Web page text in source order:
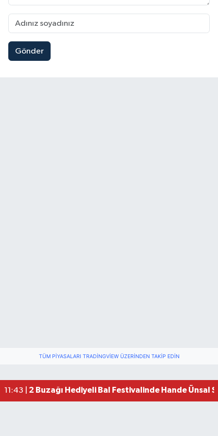
Gönder
TÜM PIYASALARI TRADINGVIEW ÜZERINDEN TAKIP EDIN
11:43 | 2 Buzağı Hediyeli Bal Festivalinde Hande Ünsal